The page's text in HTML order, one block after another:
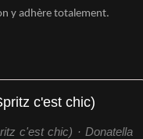
y adhère totalement.
c'est chic)
c'est chic) · Donatella